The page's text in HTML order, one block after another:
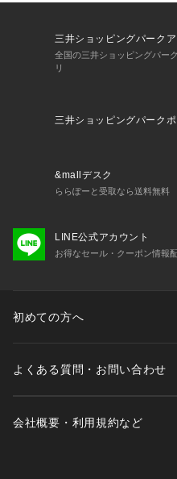
三井ショッピングパークア
全国の三井ショッピングパー
リ
三井ショッピングパークポ
&mallデスク
ららぽーと受取なら送料無料
LINE公式アカウント
お得なセール・クーポン情報
初めての方へ
よくある質問・お問い合わせ
会社概要・利用規約など